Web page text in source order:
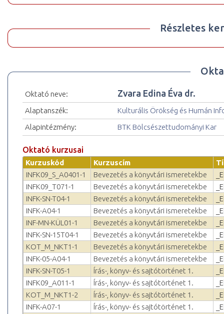
Részletes
Oktató neve: Zvara Edina Éva dr.
Alaptanszék:
Kulturális Örökség és Humán
Alapintézmény:
BTK Bölcsészettudományi Kar
Oktató kurzusai
Kurzuskód Kurzuscím
INFK09_S_A0401-1
Bevezetés a könyvtári ismeretekbe
INFK09_T071-1
Bevezetés a könyvtári ismeretekbe
INFK-SN-T04-1
Bevezetés a könyvtári ismeretekbe
INFK-A04-1
Bevezetés a könyvtári ismeretekbe
INF-MN-KÜL01-1
Bevezetés a könyvtári ismeretekbe
INFK-SN-15T04-1
Bevezetés a könyvtári ismeretekbe
KOT_M_NKT1-1
Bevezetés a könyvtári ismeretekbe
INFK-05-A04-1
Bevezetés a könyvtári ismeretekbe
INFK-SN-T05-1
Írás-, könyv- és sajtótörténet 1.
INFK09_A011-1
Írás-, könyv- és sajtótörténet 1.
KOT_M_NKT1-2
Írás-, könyv- és sajtótörténet 1.
INFK-A07-1
Írás-, könyv- és sajtótörténet 1.